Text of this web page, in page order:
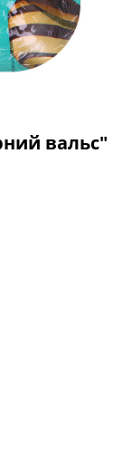
вальс"